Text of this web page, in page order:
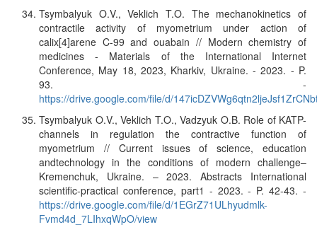
Tsymbalyuk O.V., Veklich T.O. The mechanokinetics of
contractile activity of myometrium under action of
calix[4]arene C-99 and ouabain // Modern chemistry of
medicines - Materials of the International Internet
Conference, May 18, 2023, Kharkiv, Ukraine. - 2023. - P.
93. -
https://drive.google.com/file/d/
Tsymbalyuk O.V., Veklich T.O., Vadzyuk O.B. Role of KATP-
channels in regulation the contractive function of
myometrium // Current issues of science, education
andtechnology in the conditions of modern challenge–
Kremenchuk, Ukraine. – 2023. Abstracts International
scientific-practical conference, part1 - 2023. - P. 42-43. -
https://drive.google.com/file/d/1EGrZ71ULhyudmlk-
Fvmd4d_7LIhxqWpO/view